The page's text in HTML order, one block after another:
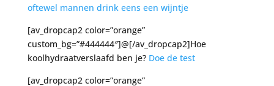
oftewel mannen drink eens een wijntje
[av_dropcap2 color=”orange”
custom_bg=”#444444″]@[/av_dropcap2]Hoe
koolhydraatverslaafd ben je? Doe de test
[av_dropcap2 color=”orange”